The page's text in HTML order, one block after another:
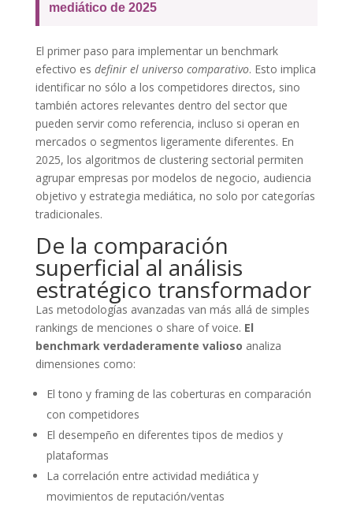
mediático de 2025
El primer paso para implementar un benchmark
efectivo es definir el universo comparativo. Esto implica
identificar no sólo a los competidores directos, sino
también actores relevantes dentro del sector que
pueden servir como referencia, incluso si operan en
mercados o segmentos ligeramente diferentes. En
2025, los algoritmos de clustering sectorial permiten
agrupar empresas por modelos de negocio, audiencia
objetivo y estrategia mediática, no solo por categorías
tradicionales.
De la comparación
superficial al análisis
estratégico transformador
Las metodologías avanzadas van más allá de simples
rankings de menciones o share of voice. El
benchmark verdaderamente valioso analiza
dimensiones como:
El tono y framing de las coberturas en comparación
con competidores
El desempeño en diferentes tipos de medios y
plataformas
La correlación entre actividad mediática y
movimientos de reputación/ventas